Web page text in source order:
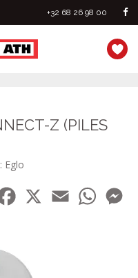
+32 68 26 98 00
Z (PILES
: Eglo
Facebook
Email